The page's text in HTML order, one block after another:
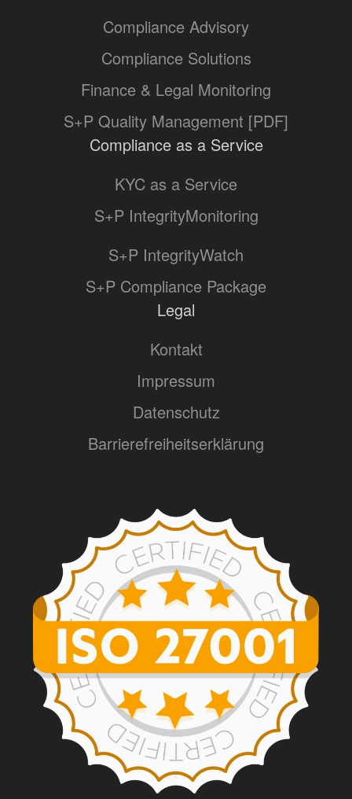
Compliance Advisory
Compliance Solutions
Finance & Legal Monitoring
S+P Quality Management [PDF]
Compliance as a Service
KYC as a Service
S+P IntegrityMonitoring
S+P IntegrityWatch
S+P Compliance Package
Legal
Kontakt
Impressum
Datenschutz
Barrierefreiheitserklärung